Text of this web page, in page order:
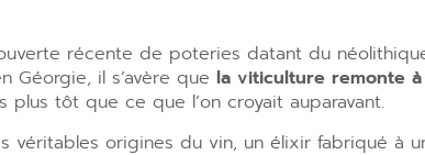
récente de poteries datant du
Géorgie, il s’avère que la viticulture remonte
plus tôt que ce que l’on croyait auparavant.
véritables origines du vin, un élixir fabriqué à